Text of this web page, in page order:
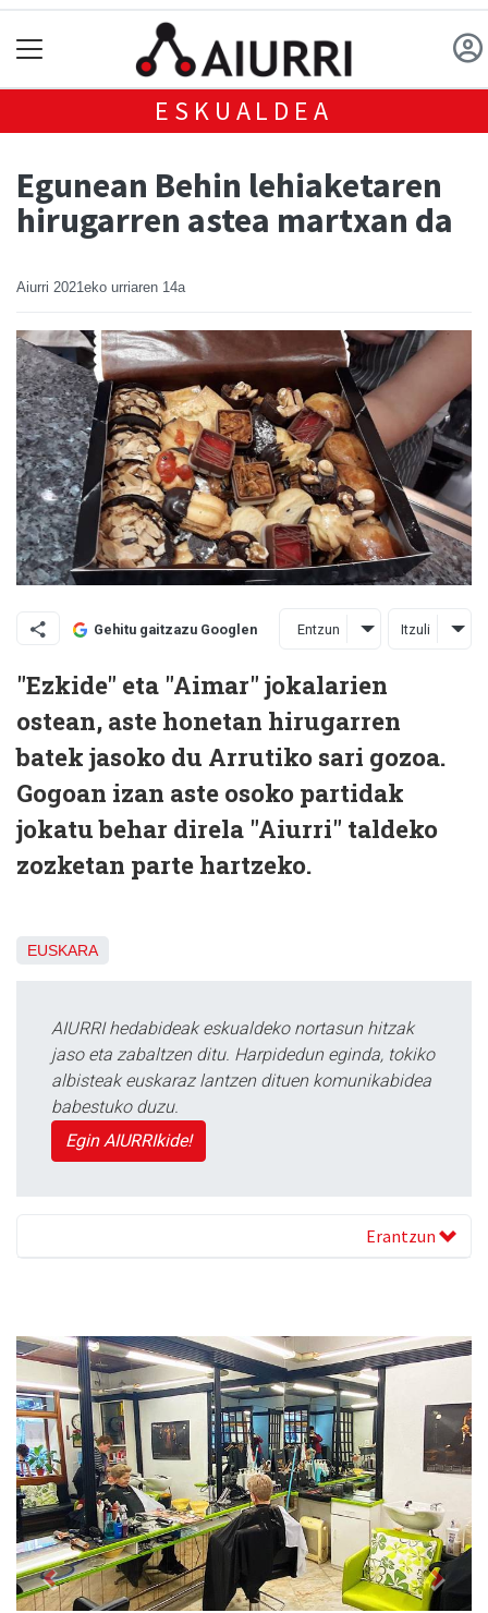
ESKUALDEA
Egunean Behin lehiaketaren
hirugarren astea martxan da
Aiurri 2021eko urriaren 14a
Gehitu gaitzazu Googlen Entzun Itzuli
"Ezkide" eta "Aimar" jokalarien
ostean, aste honetan hirugarren
batek jasoko du Arrutiko sari gozoa.
Gogoan izan aste osoko partidak
jokatu behar direla "Aiurri" taldeko
zozketan parte hartzeko.
EUSKARA
AIURRI hedabideak eskualdeko nortasun hitzak
jaso eta zabaltzen ditu. Harpidedun eginda, tokiko
albisteak euskaraz lantzen dituen komunikabidea
babestuko duzu.
Egin AIURRIkide!
Erantzun
Previous Next